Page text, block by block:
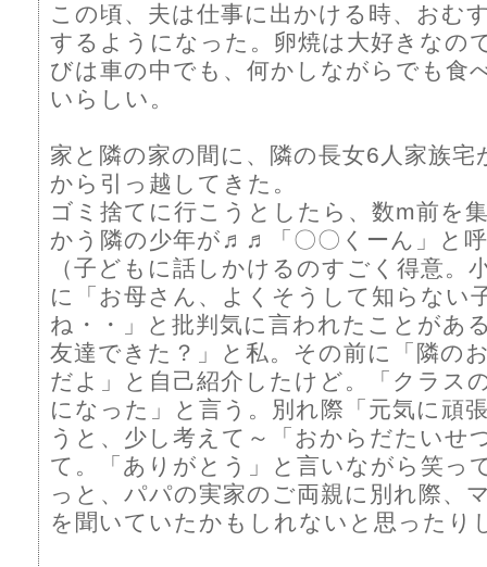
この頃、夫は仕事に出かける時、おむ
するようになった。卵焼は大好きなの
びは車の中でも、何かしながらでも食
いらしい。
家と隣の家の間に、隣の長女6人家族宅
から引っ越してきた。
ゴミ捨てに行こうとしたら、数m前を
かう隣の少年が♬♬「〇〇くーん」と
（子どもに話しかけるのすごく得意。
に「お母さん、よくそうして知らない
ね・・」と批判気に言われたことがあ
友達できた？」と私。その前に「隣の
だよ」と自己紹介したけど。「クラス
になった」と言う。別れ際「元気に頑
うと、少し考えて～「おからだたいせ
て。「ありがとう」と言いながら笑っ
っと、パパの実家のご両親に別れ際、
を聞いていたかもしれないと思ったり